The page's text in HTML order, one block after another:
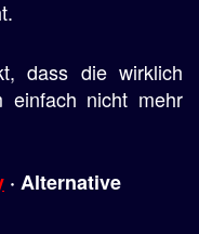
dass die wirklich
einfach nicht mehr
· Alternative